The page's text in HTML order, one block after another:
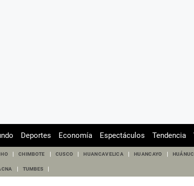
Deportes Economía Espectáculos Tendencia
CHIMBOTE CUSCO HUANCAVELICA HUANCAYO
TUMBES